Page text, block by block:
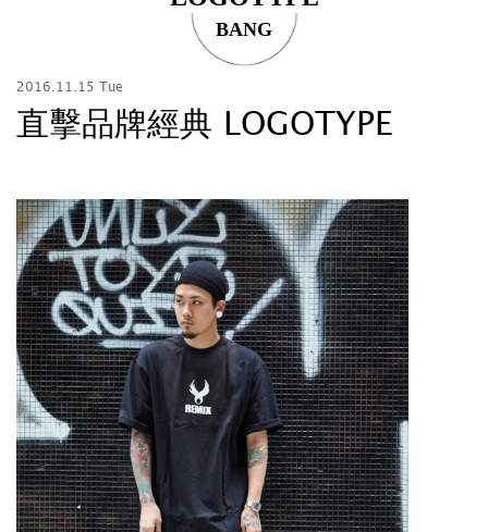
BANG
2016.11.15 Tue
直擊品牌經典 LOGOTYPE